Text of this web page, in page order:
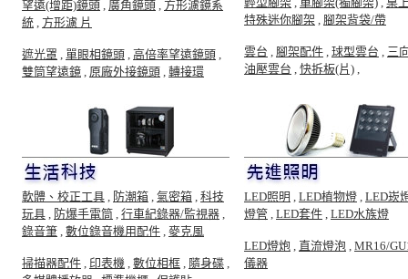
望遠(增距)鏡頭 , 廣角鏡頭 , 方形濾鏡系
統 , 方形濾 片
遮光罩 , 單眼相鏡頭 , 高倍率望遠鏡頭 ,
雙筒望遠鏡 , 原廠外接鏡頭 , 轉接環
特殊迷你腳架 , 腳架背袋/帶
雲台 , 腳架配件 , 球型雲台 , 三
油壓雲台 , 快拆板(片) ,
軟體、校正工具 , 防潮箱 , 氣密箱 , 科技
玩具 , 防爆手電筒 , 行車紀錄器/監視器 ,
錄音筆 , 數位錄音機用配件 , 麥克風
掃描器配件 , 印表機 , 數位相框 , 隨身碟 ,
LED照明 , LED植物燈 , LED崁
燈管 , LED套件 , LED水族燈
LED燈炮 , 直流燈泡 , MR16/
儀器